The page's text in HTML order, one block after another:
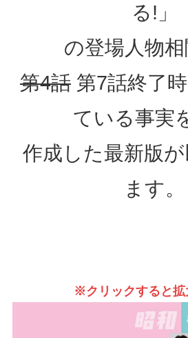
る!」
の登場人物相
第4話 第7話終了
ている事実
作成した最新版が
ます。
※クリックすると拡